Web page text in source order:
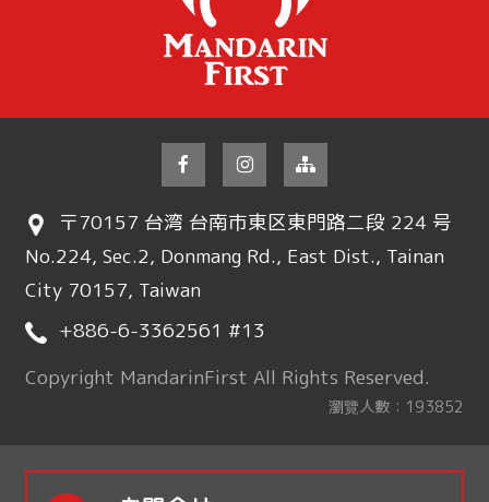
〒70157 台湾 台南市東区東門路二段 224 号
No.224, Sec.2, Donmang Rd., East Dist., Tainan
City 70157, Taiwan
+886-6-3362561 #13
Copyright MandarinFirst All Rights Reserved.
瀏覽人數：193852